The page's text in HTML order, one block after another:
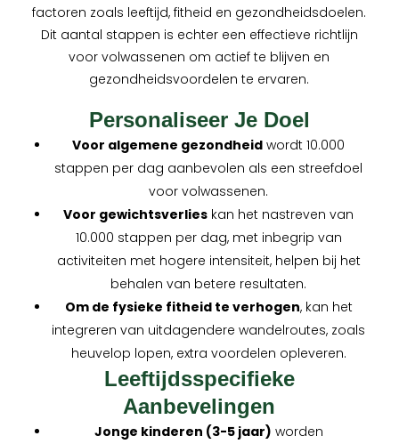
factoren zoals leeftijd, fitheid en gezondheidsdoelen.
Dit aantal stappen is echter een effectieve richtlijn
voor volwassenen om actief te blijven en
gezondheidsvoordelen te ervaren.
Personaliseer Je Doel
Voor algemene gezondheid wordt 10.000
stappen per dag aanbevolen als een streefdoel
voor volwassenen.
Voor gewichtsverlies kan het nastreven van
10.000 stappen per dag, met inbegrip van
activiteiten met hogere intensiteit, helpen bij het
behalen van betere resultaten.
Om de fysieke fitheid te verhogen, kan het
integreren van uitdagendere wandelroutes, zoals
heuvelop lopen, extra voordelen opleveren.
Leeftijdsspecifieke
Aanbevelingen
Jonge kinderen (3-5 jaar) worden